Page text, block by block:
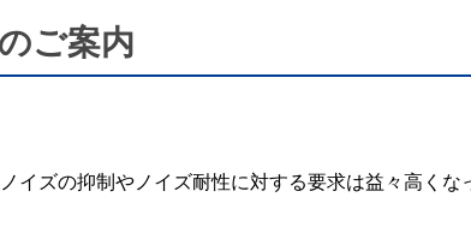
ご案内
ズの抑制やノイズ耐性に対する要求は益々高く